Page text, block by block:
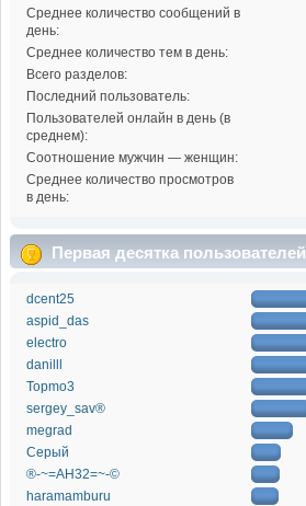
Среднее количество сообщений в
день:
Среднее количество тем в день:
Всего разделов:
Последний пользователь:
Пользователей онлайн в день (в
среднем):
Соотношение мужчин — женщин:
Среднее количество просмотров
в день:
Первая десятка пользователей
dcent25
aspid_das
electro
danilll
Topmo3
sergey_sav®
megrad
Серый
®-~=АН32=~-©
haramamburu